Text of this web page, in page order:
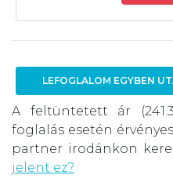
LEFOGLALOM EGYBEN
A feltüntetett ár
foglalás esetén
partner irodánkon
jelent ez?